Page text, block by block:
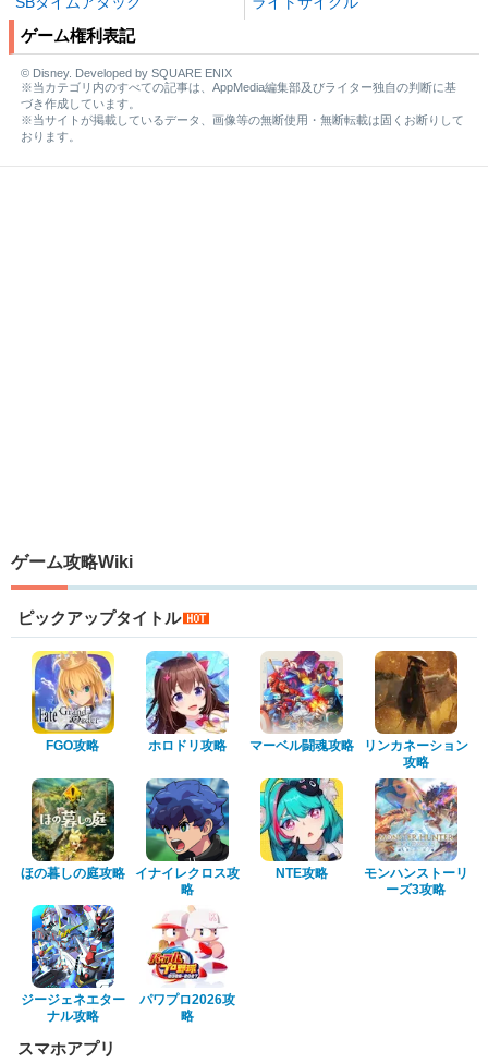
ゲーム権利表記
© Disney. Developed by SQUARE ENIX
※当カテゴリ内のすべての記事は、AppMedia編集部及びライター独自の判断に基
づき作成しています。
※当サイトが掲載しているデータ、画像等の無断使用・無断転載は固くお断りして
おります。
ゲーム攻略Wiki
ピックアップタイトル
FGO攻略 ホロドリ攻略 マーベル闘魂攻略
リンカネーション
攻略
ほの暮しの庭攻略
イナイレクロス攻
略
NTE攻略
モンハンストーリ
ーズ3攻略
ジージェネエター
ナル攻略
パワプロ2026攻
略
スマホアプリ